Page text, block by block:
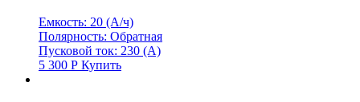
Емкость: 20 (А/ч)
Полярность: Обратная
Пусковой ток: 230 (А)
5 300 Р Купить